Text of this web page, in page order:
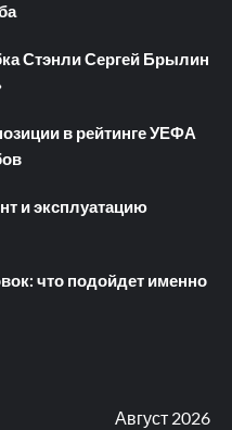
Стэнли Сергей Брылин
в рейтинге УЕФА
и эксплуатацию
что подойдет именно
Август 2026